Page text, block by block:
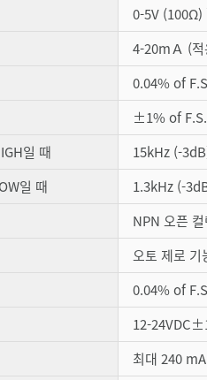
0-5V (100Ω)
4-20mＡ (
0.04% of
±1% of F.S.
일 때 15kHz (-
일 때 1.3kHz (-
NPN 오픈
오토 제로
0.04% of
12-
최대 240 mA